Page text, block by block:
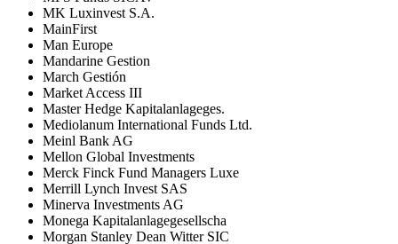
MK Luxinvest S.A.
MainFirst
Man Europe
Mandarine Gestion
March Gestión
Market Access III
Master Hedge Kapitalanlageges.
Mediolanum International Funds Ltd.
Meinl Bank AG
Mellon Global Investments
Merck Finck Fund Managers Luxe
Merrill Lynch Invest SAS
Minerva Investments AG
Monega Kapitalanlagegesellscha
Morgan Stanley Dean Witter SIC